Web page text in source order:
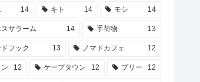
14 キト 14 モシ 14
サラーム 14 手荷物 13
フック 13 ノマドカフェ 12
12 ケープタウン 12 プリー 12